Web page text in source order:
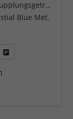
Doppelkupplungsgetriebe (DSG)
Blue Met.
Datei, Fahrzeugexposé